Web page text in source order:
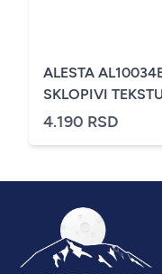
ALESTA
SKLOPIVI
4.190 RSD